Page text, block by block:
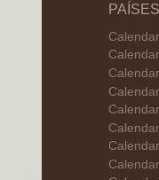
PAÍSES